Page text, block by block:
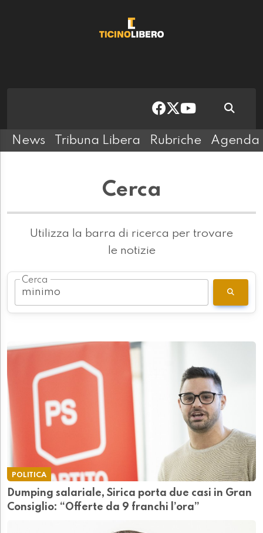
News Tribuna Libera Rubriche Agenda
Cerca
Utilizza la barra di ricerca per trovare
le notizie
Cerca
POLITICA
Dumping salariale, Sirica porta due casi in Gran
Consiglio: “Offerte da 9 franchi l’ora”